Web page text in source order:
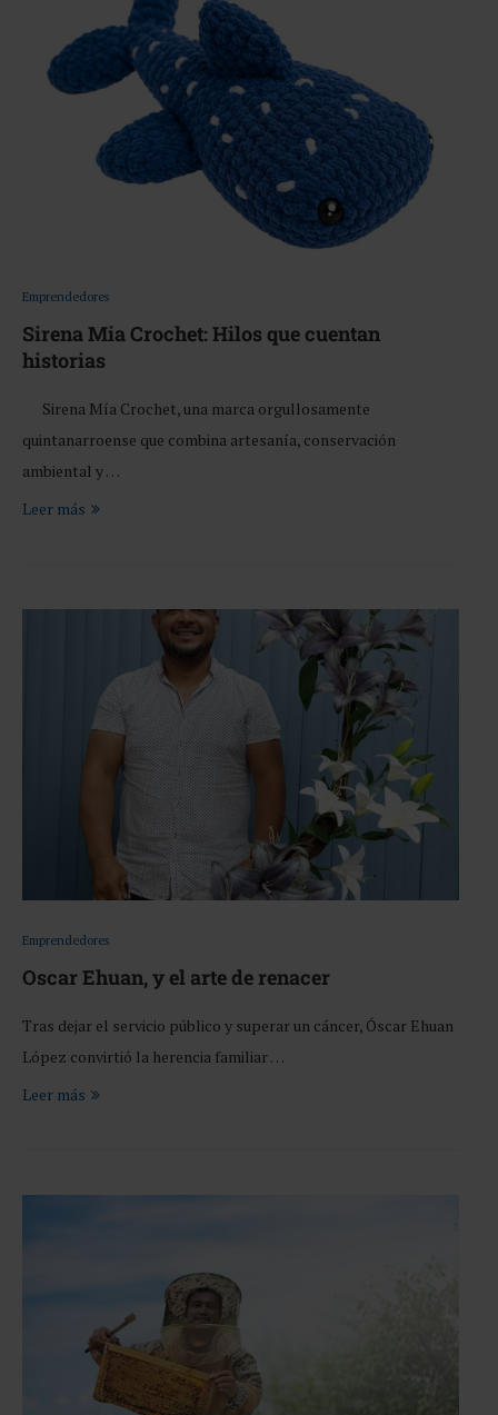
Emprendedores
Sirena Mia Crochet: Hilos que cuentan
historias
Sirena Mía Crochet, una marca orgullosamente
quintanarroense que combina artesanía, conservación
ambiental y …
Leer más
Emprendedores
Oscar Ehuan, y el arte de renacer
Tras dejar el servicio público y superar un cáncer, Óscar Ehuan
López convirtió la herencia familiar …
Leer más